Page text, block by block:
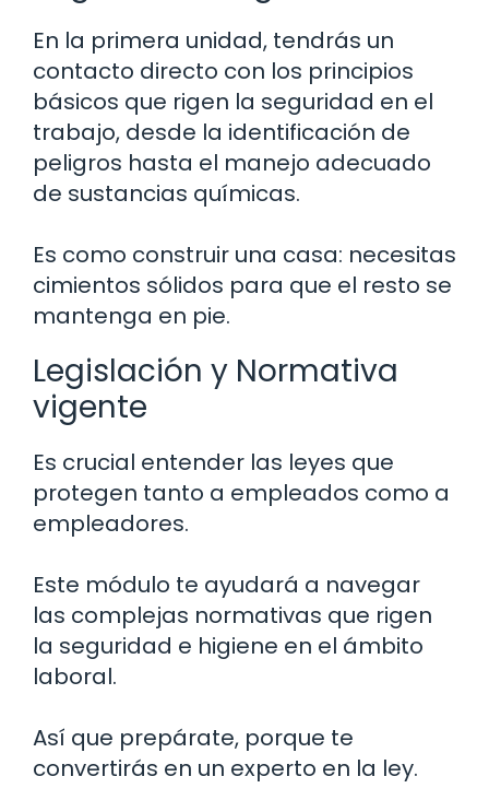
En la primera unidad, tendrás un
contacto directo con los principios
básicos que rigen la seguridad en el
trabajo, desde la identificación de
peligros hasta el manejo adecuado
de sustancias químicas.
Es como construir una casa: necesitas
cimientos sólidos para que el resto se
mantenga en pie.
Legislación y Normativa
vigente
Es crucial entender las leyes que
protegen tanto a empleados como a
empleadores.
Este módulo te ayudará a navegar
las complejas normativas que rigen
la seguridad e higiene en el ámbito
laboral.
Así que prepárate, porque te
convertirás en un experto en la ley.